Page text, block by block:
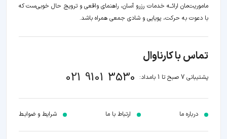
ماموریت‌مان اراﺋــﻪ خدمات رزرو آسان، راهنمای واقعی و ترویج حال خوبی‌ست که
با دعوت به حرکت، پویایی و شادی جمعی همراه باشد.
تماس با کارناوال
پشتیبانی 7 صبح تا 1 بامداد: 021 9101 3530
درباره ما ارتباط با ما شرایط و ضوابـط